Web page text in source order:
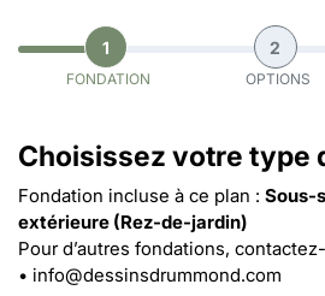
1
FONDATION
2
OPTIONS
Choisissez votre type
Fondation incluse à ce plan : Sous-
extérieure (Rez-de-jardin)
Pour d’autres fondations,
• info@dessinsdrummond.com